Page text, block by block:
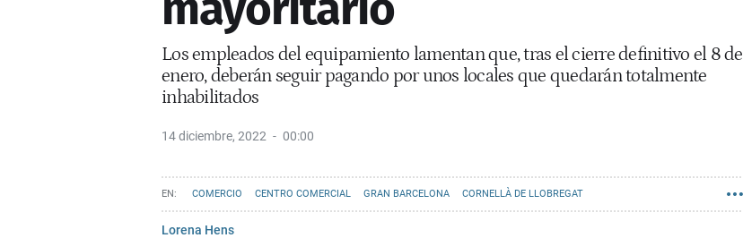
Los empleados del equipamiento lamentan que, tras el cierre definitivo el 8 de
enero, deberán seguir pagando por unos locales que quedarán totalmente
inhabilitados
14 diciembre, 2022 00:00
COMERCIO CENTRO COMERCIAL GRAN BARCELONA CORNELLÀ DE LLOBREGAT
Lorena Hens